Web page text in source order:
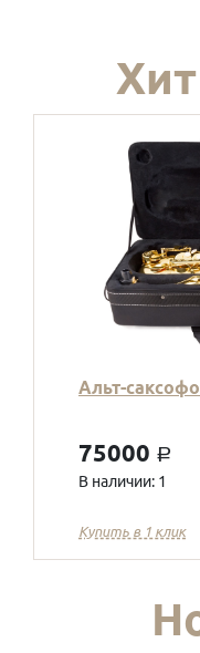
Альт-
75000 a
В наличии: 1
Купить в 1 клик